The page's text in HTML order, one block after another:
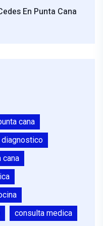
En Punta Cana
cana
cana
consulta medica